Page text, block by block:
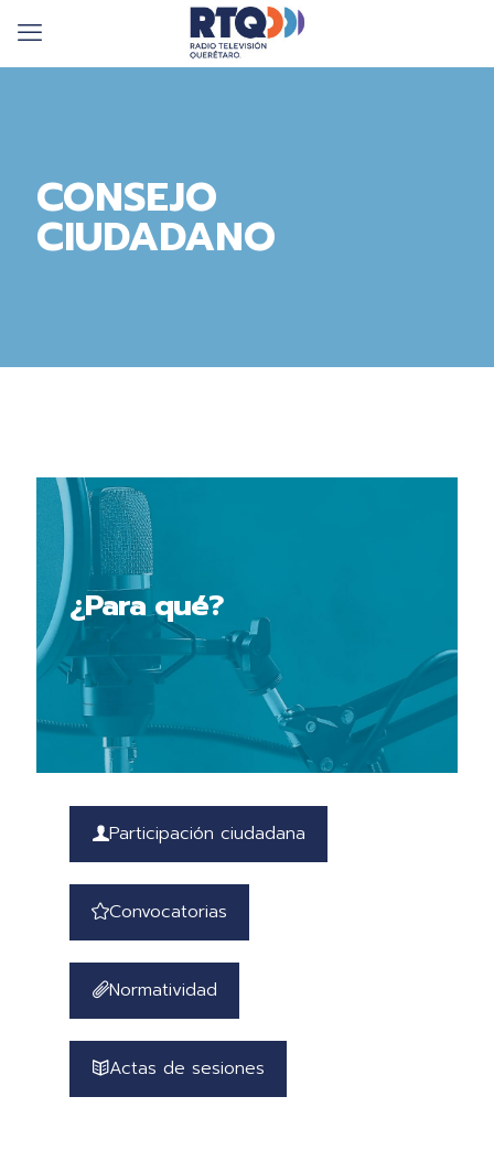
CONSEJO
CIUDADANO
¿Para qué?
Participación ciudadana
Convocatorias
Normatividad
Actas de sesiones